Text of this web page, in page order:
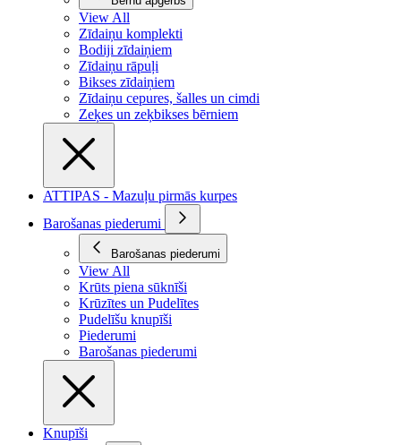
View All
Zīdaiņu komplekti
Bodiji zīdaiņiem
Zīdaiņu rāpuļi
Bikses zīdaiņiem
Zīdaiņu cepures, šalles un cimdi
Zeķes un zeķbikses bērniem
ATTIPAS - Mazuļu pirmās kurpes
Barošanas piederumi
Barošanas piederumi
View All
Krūts piena sūknīši
Krūzītes un Pudelītes
Pudelīšu knupīši
Piederumi
Barošanas piederumi
Knupīši